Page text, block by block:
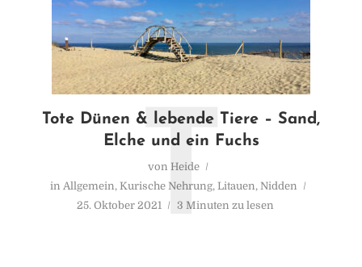
Tote Dünen & lebende Tiere – Sand,
Elche und ein Fuchs
von Heide
in Allgemein, Kurische Nehrung, Litauen, Nidden
25. Oktober 2021
3 Minuten zu lesen
T